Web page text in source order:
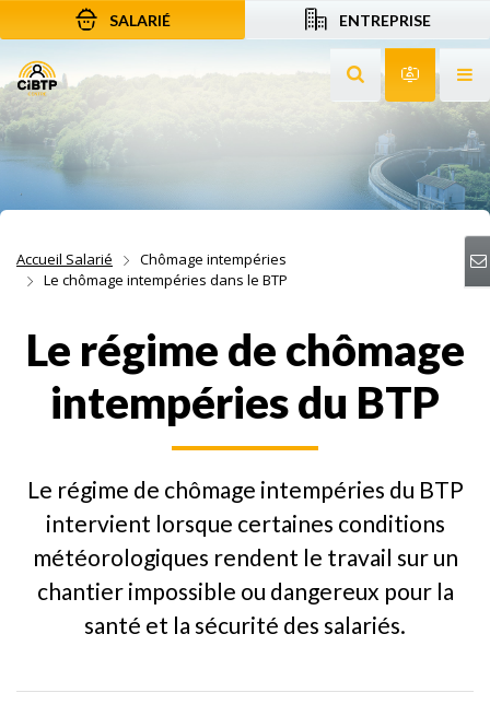
Aller au contenu
Aller à la recherche
Aller à la navigation
SALARIÉ ENTREPRISE
Rechercher sur
Accueil Salarié
Chômage intempéries
Le chômage intempéries dans le BTP
Le régime de chômage
intempéries du BTP
Le régime de chômage intempéries du BTP
intervient lorsque certaines conditions
météorologiques rendent le travail sur un
chantier impossible ou dangereux pour la
santé et la sécurité des salariés.